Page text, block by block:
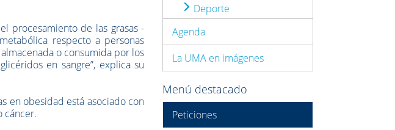
procesamiento de las grasas -
respecto a personas
o consumida por los
en sangre”, explica su
en obesidad está asociado con
cáncer.
Deporte
Agenda
La UMA en imágenes
Menú destacado
Peticiones